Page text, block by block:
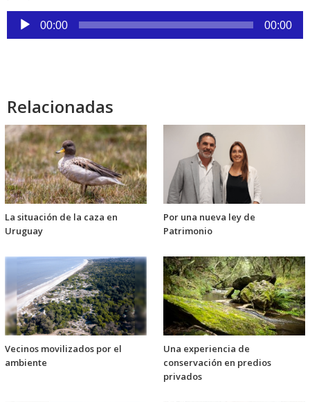
Reproductor
de
00:00 00:00
Relacionadas
La situación de la caza en
Uruguay
Por una nueva ley de
Patrimonio
Vecinos movilizados por el
ambiente
Una experiencia de
conservación en predios
privados